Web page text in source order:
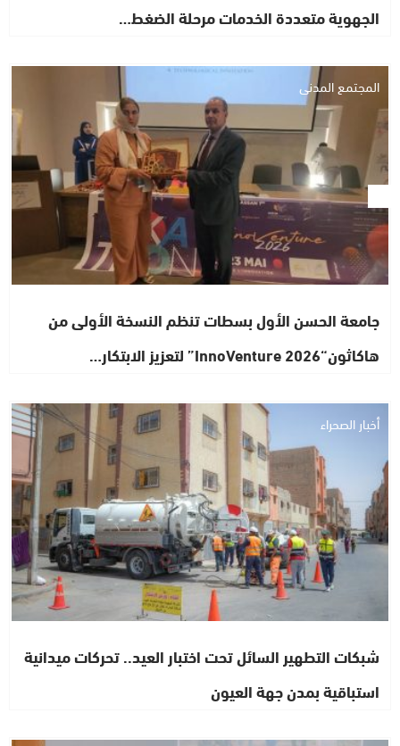
الجهوية متعددة الخدمات مرحلة الضغط…
المجتمع المدني
جامعة الحسن الأول بسطات تنظم النسخة الأولى من
هاكاثون“InnoVenture 2026” لتعزيز الابتكار…
أخبار الصحراء
شبكات التطهير السائل تحت اختبار العيد.. تحركات ميدانية
استباقية بمدن جهة العيون